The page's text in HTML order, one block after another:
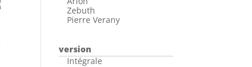
Zebuth
Pierre Verany
version
Intégrale